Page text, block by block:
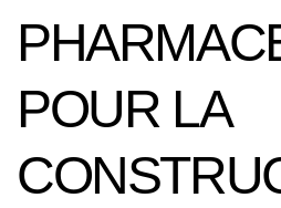
POUR LA